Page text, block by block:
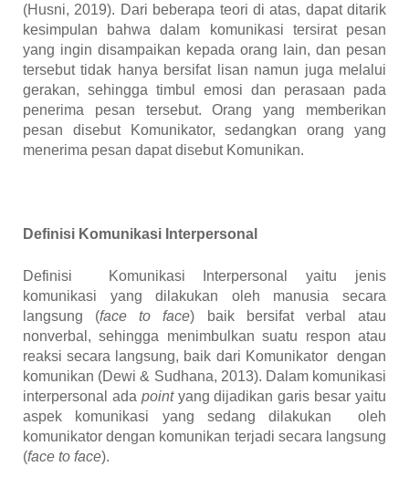
(Husni, 2019). Dari beberapa teori di atas, dapat ditarik
kesimpulan bahwa dalam komunikasi tersirat pesan
yang ingin disampaikan kepada orang lain, dan pesan
tersebut tidak hanya bersifat lisan namun juga melalui
gerakan, sehingga timbul emosi dan perasaan pada
penerima pesan tersebut. Orang yang memberikan
pesan disebut Komunikator, sedangkan orang yang
menerima pesan dapat disebut Komunikan.
Definisi Komunikasi Interpersonal
Definisi Komunikasi Interpersonal yaitu jenis
komunikasi yang dilakukan oleh manusia secara
langsung (face to face) baik bersifat verbal atau
nonverbal, sehingga menimbulkan suatu respon atau
reaksi secara langsung, baik dari Komunikator dengan
komunikan (Dewi & Sudhana, 2013). Dalam komunikasi
interpersonal ada pointyang dijadikan garis besar yaitu
aspek komunikasi yang sedang dilakukan oleh
komunikator dengan komunikan terjadi secara langsung
(face to face).